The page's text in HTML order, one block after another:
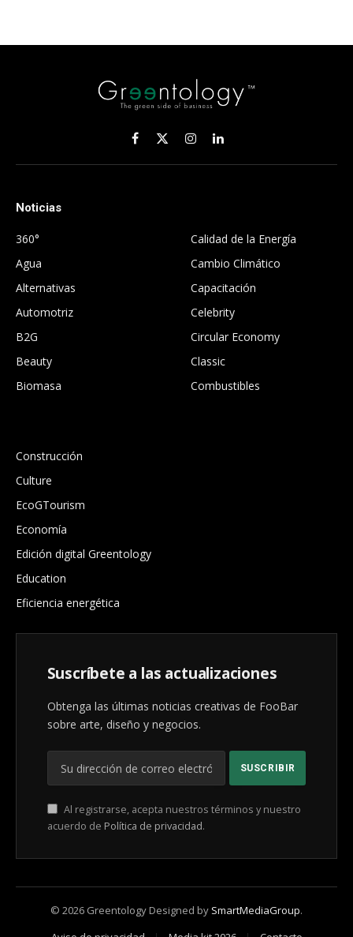
Facebook
X
(Twitter)
InstagramLinkedIn
Noticias
360°
Agua
Alternativas
Automotriz
B2G
Beauty
Biomasa
Calidad de la Energía
Cambio Climático
Capacitación
Celebrity
Circular Economy
Classic
Combustibles
Construcción
Culture
EcoGTourism
Economía
Edición digital Greentology
Education
Eficiencia energética
Suscríbete a las actualizaciones
Obtenga las últimas noticias creativas de FooBar
sobre arte, diseño y negocios.
Al registrarse, acepta nuestros términos y nuestro
acuerdo de Política de privacidad.
© 2026 Greentology Designed by SmartMediaGroup.